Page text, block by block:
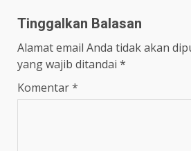
Tinggalkan Balasan
Alamat email Anda tidak akan
yang wajib ditandai *
Komentar*